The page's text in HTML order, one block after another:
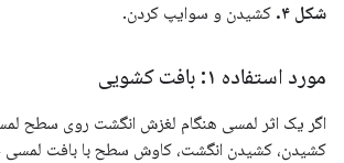
شکل ۴. کشیدن و سوایپ کردن.
مورد استفاده ۱: بافت کشویی
اگر یک اثر لمسی هنگام لغزش انگشت روی سطح
کشیدن، کشیدن انگشت، کاوش سطح با بافت لمسی